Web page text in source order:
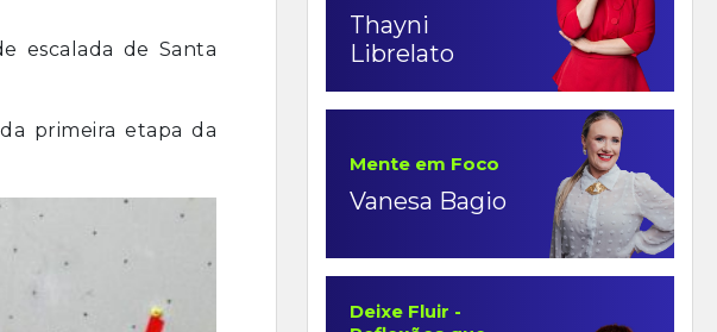
escalada de Santa
primeira etapa da
Thayni
Librelato
Mente em Foco
Vanesa Bagio
Deixe Fluir -